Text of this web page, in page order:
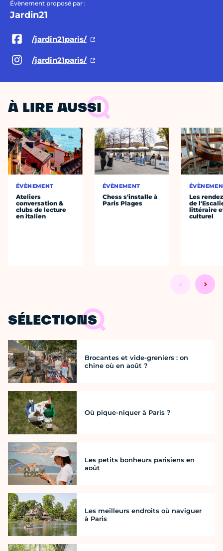
Évènement proposé par :
Jardin21
/jardin21paris/
/jardin21paris/
À LIRE AUSSI
ÉVÈNEMENT
Ateliers
conversation &
clubs de lecture
en italien
ÉVÈNEMENT
Chess s'installe à
Paris Plages
Les
de
littéraire
culturel
SÉLECTIONS
Brocantes et vide-greniers : on
chine où en août ?
Où pique-niquer à Paris ?
Les petits bonheurs parisiens en
août
Les meilleurs endroits où naviguer
à Paris